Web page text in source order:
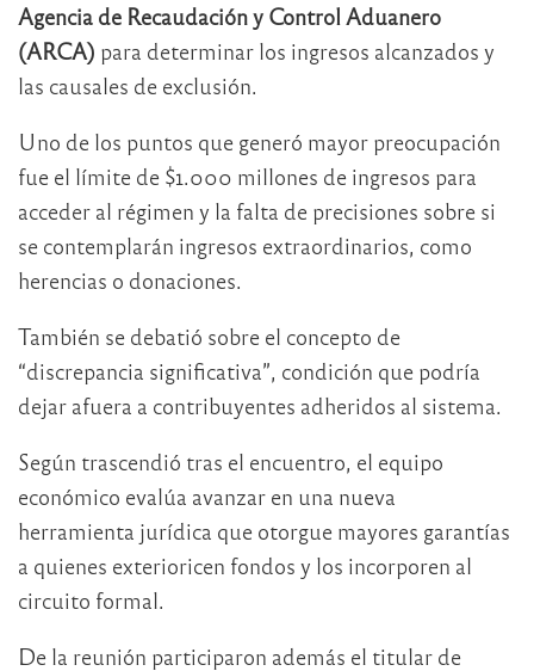
Agencia de Recaudación y Control Aduanero
(ARCA) para determinar los ingresos alcanzados y
las causales de exclusión.
Uno de los puntos que generó mayor preocupación
fue el límite de $1.000 millones de ingresos para
acceder al régimen y la falta de precisiones sobre si
se contemplarán ingresos extraordinarios, como
herencias o donaciones.
También se debatió sobre el concepto de
“discrepancia significativa”, condición que podría
dejar afuera a contribuyentes adheridos al sistema.
Según trascendió tras el encuentro, el equipo
económico evalúa avanzar en una nueva
herramienta jurídica que otorgue mayores garantías
a quienes exterioricen fondos y los incorporen al
circuito formal.
De la reunión participaron además el titular de